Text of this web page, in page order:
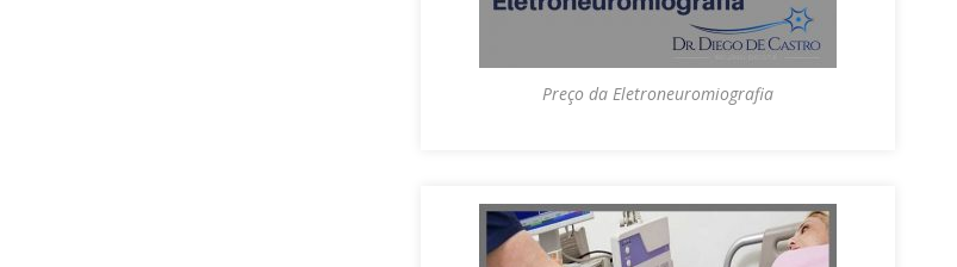
Preço da Eletroneuromiografia